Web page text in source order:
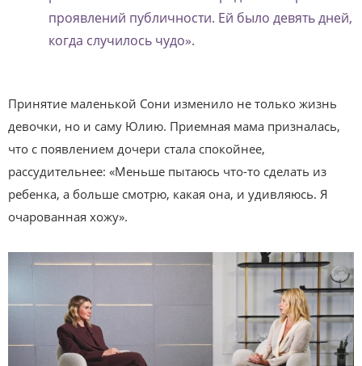
проявлений публичности. Ей было девять дней,
когда случилось чудо».
Принятие маленькой Сони изменило не только жизнь
девочки, но и саму Юлию. Приемная мама призналась,
что с появлением дочери стала спокойнее,
рассудительнее: «Меньше пытаюсь что-то сделать из
ребенка, а больше смотрю, какая она, и удивляюсь. Я
очарованная хожу».